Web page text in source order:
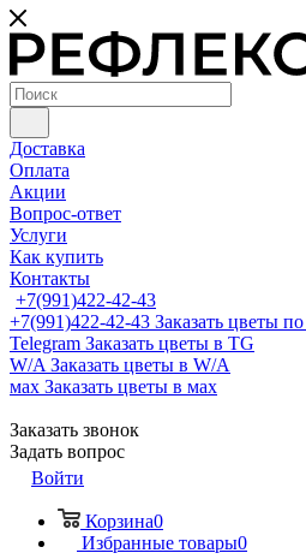
Доставка
Оплата
Акции
Вопрос-ответ
Услуги
Как купить
Контакты
+7(991)422-42-43
+7(991)422-42-43 Заказать цветы
Telegram Заказать цветы в TG
W/A Заказать цветы в W/A
мах Заказать цветы в мах
Заказать звонок
Задать вопрос
Войти
Корзина0
Избранные товары0